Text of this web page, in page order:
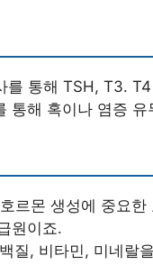
를 통해 TSH, T3.
통해 혹이나 염증
르몬 생성에 중요
원이죠.
질, 비타민, 미네랄